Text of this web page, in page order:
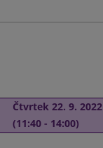
Čtvrtek 22. 9. 2022
(11:40 - 14:00)